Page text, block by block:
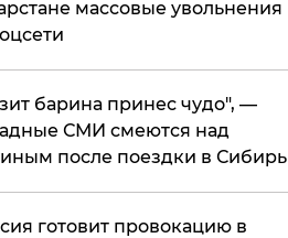
массовые увольнения
барина принес чудо", —
СМИ смеются над
после поездки в Сибирь
готовит провокацию в